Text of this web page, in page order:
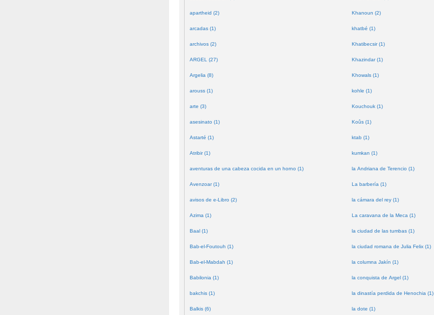
apartheid (2)
arcadas (1)
archivos (2)
ARGEL (27)
Argelia (8)
arouss (1)
arte (3)
asesinato (1)
Astarté (1)
Atribir (1)
aventuras de una cabeza cocida en un horno (1)
Avenzoar (1)
avisos de e-Libro (2)
Azima (1)
Baal (1)
Bab-el-Foutouh (1)
Bab-el-Mabdah (1)
Babilonia (1)
bakchis (1)
Balkis (6)
Khanoun (2)
khatbé (1)
Khatibecsir (1)
Khazindar (1)
Khowals (1)
kohle (1)
Kouchouk (1)
Koûs (1)
ktab (1)
kumkan (1)
la Andriana de Terencio (1)
La barbería (1)
la cámara del rey (1)
La caravana de la Meca (1)
la ciudad de las tumbas (1)
la ciudad romana de Julia Felix (1)
la columna Jakín (1)
la conquista de Argel (1)
la dinastía perdida de Henochia (1)
la dote (1)